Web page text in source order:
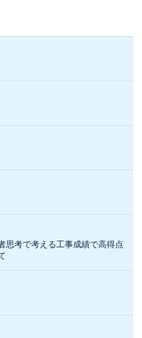
思考で考える工事成績で高得点